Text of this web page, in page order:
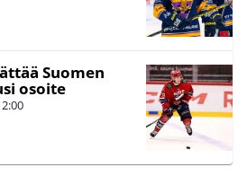
Suomen
osoite